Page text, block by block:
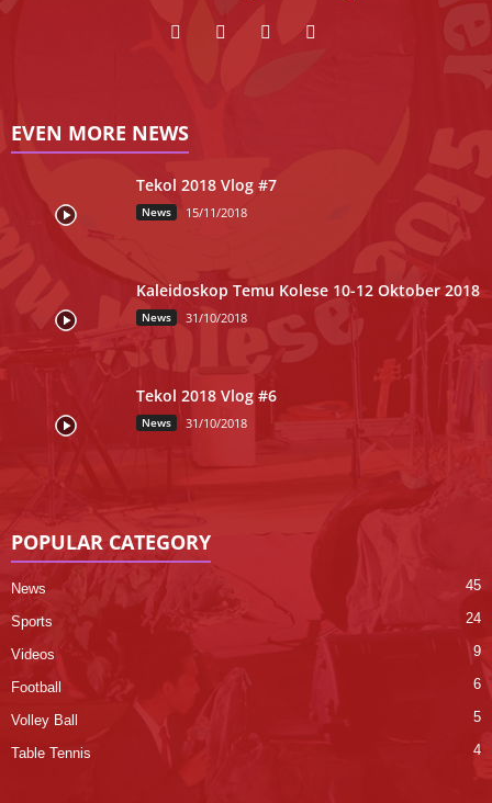
EVEN MORE NEWS
Tekol 2018 Vlog #7
News 15/11/2018
Kaleidoskop Temu Kolese 10-12 Oktober 2018
News 31/10/2018
Tekol 2018 Vlog #6
News 31/10/2018
POPULAR CATEGORY
News 45
Sports 24
Videos 9
Football 6
Volley Ball 5
Table Tennis 4